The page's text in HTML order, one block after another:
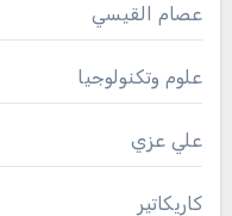
عصام القيسي
علوم وتكنولوجيا
علي عزي
كاريكاتير